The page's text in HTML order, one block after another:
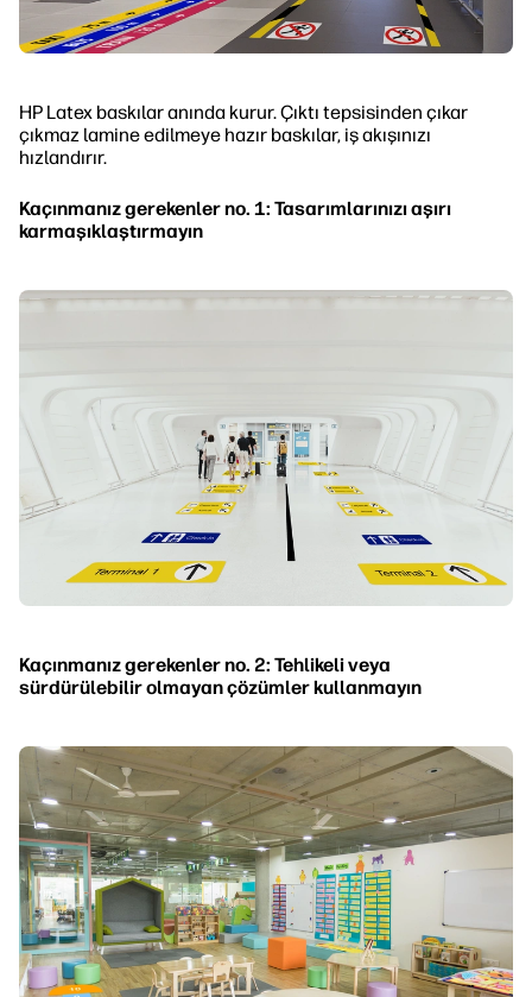
HP Latex baskılar anında kurur. Çıktı tepsisinden çıkar
çıkmaz lamine edilmeye hazır baskılar, iş akışınızı
hızlandırır.
Kaçınmanız gerekenler no. 1: Tasarımlarınızı aşırı
karmaşıklaştırmayın
Kaçınmanız gerekenler no. 2: Tehlikeli veya
sürdürülebilir olmayan çözümler kullanmayın